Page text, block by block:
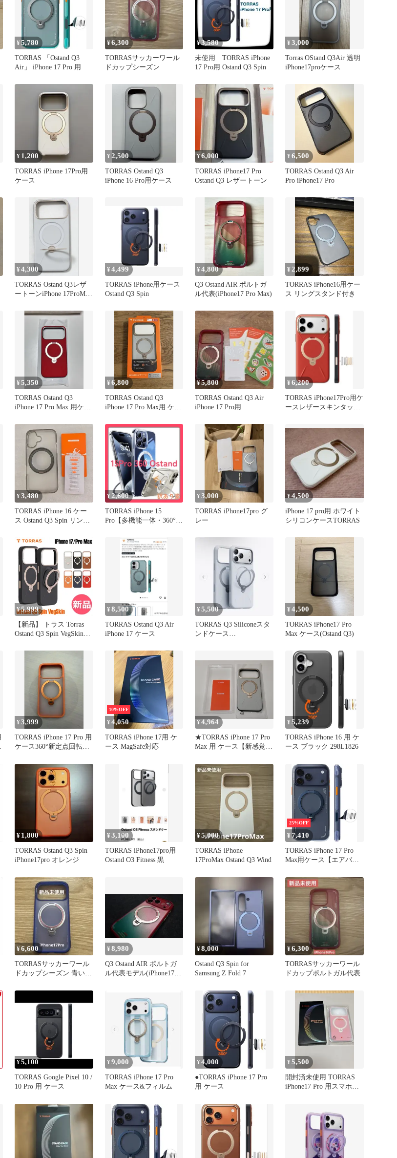
¥5,780
TORRAS 「Ostand Q3
Air」 iPhone 17 Pro 用
¥6,300
TORRASサッカーワール
ドカップシーズン
¥3,580
未使用 TORRAS iPhone
17 Pro用 Ostand Q3 Spin
¥3,000
Torras OStand Q3Air 透明
iPhone17proケース
¥ 1,200
TORRAS iPhone 17Pro用
ケース
¥ 2,500
TORRAS Ostand Q3
iPhone 16 Pro用ケース
¥6,000
TORRAS iPhone17 Pro
Ostand Q3 レザートーン
¥6,500
TORRAS Ostand Q3 Air
Pro iPhone17 Pro
¥4,300
TORRAS Ostand Q3レザ
ートーンiPhone 17ProMax
¥4,499
TORRAS iPhone用ケース
Ostand Q3 Spin
¥4,800
Q3 Ostand AIR ポルトガ
ル代表(iPhone17 Pro Max)
¥ 2,899
TORRAS iPhone16用ケー
ス リングスタンド付き
¥5,350
TORRAS Ostand Q3
iPhone 17 Pro Max 用ケー
¥6,800
TORRAS Ostand Q3
iPhone 17 Pro Max用 ケー
¥5,800
TORRAS Ostand Q3 Air
iPhone 17 Pro用
¥6,200
TORRAS iPhone17Pro用ケ
ースレザースキンタッチ
¥3,480
TORRAS iPhone 16 ケー
ス Ostand Q3 Spin リング
ラック
¥ 2,600
TORRAS iPhone 15
Pro【多機能一体・360°新
規格 縦横両対応 リンク
付き マク?ネット搭載 ワ
イヤレス充電対応 耐衝撃
防指紋 半透明 Ostand
Spin クリア
¥3,000
TORRAS iPhone17pro グ
レー
¥4,500
iPhone 17 pro用 ホワイト
シリコンケースTORRAS
¥5,999
【新品】 トラス Torras
Ostand Q3 Spin VegSkin
ス iPhone 17 Pro Max シリ
コンレザー 回転スタンド
マグネット搭載 360度回
¥8,500
TORRAS Ostand Q3 Air
iPhone 17 ケース
¥5,500
TORRAS Q3 Siliconeスタ
ンドケース
¥4,500
TORRAS iPhone17 Pro
Max ケース(Ostand Q3)
¥3,999
TORRAS iPhone 17 Pro 用
ケース360°新定点回転ス
10%OFF
¥4,050
TORRAS iPhone 17用 ケ
ース MagSafe対応
¥4,964
★TORRAS iPhone 17 Pro
Max 用 ケース【新感覚レ
Ostand Q3 レザートーン
MagSafe対応 リング スタ
ンド 360°定点回転 縦横
両対応 マグネット搭載
革 パール・グレー
¥5,239
TORRAS iPhone 16 用 ケ
ース ブラック 298L1826
¥ 1,800
TORRAS Ostand Q3 Spin
iPhone17pro オレンジ
¥3,100
TORRAS iPhone17pro用
Ostand O3 Fitness 黒
¥5,000
TORRAS iPhone
17ProMax Ostand Q3 Wind
25%OFF
¥7,410
TORRAS iPhone 17 Pro
Max用ケース【エアバッ
格 】リング スタンド
MagSafe対応 Ostand Q3
Air 360°定点回転 縦横両
対応 MagSafe対応 ワイヤ
レス充電 カメラコントロ
ールボタン付き
¥6,600
TORRASサッカーワール
ドカップシーズン 青い挑
¥8,980
Q3 Ostand AIR ポルトガ
ル代表モデル(iPhone17
¥8,000
Ostand Q3 Spin for
Samsung Z Fold 7
¥6,300
TORRASサッカーワール
ドカップポルトガル代表
¥5,100
TORRAS Google Pixel 10 /
10 Pro 用 ケース
¥9,000
TORRAS iPhone 17 Pro
Max ケース&フィルム
¥4,000
●TORRAS iPhone 17 Pro
用 ケース
¥5,500
開封済未使用 TORRAS
iPhone17 Pro 用スマホケ